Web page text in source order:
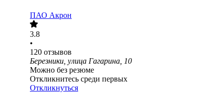
ПАО Акрон
3.8
•
120 отзывов
Березники, улица Гагарина, 10
Можно без резюме
Откликнитесь среди первых
Откликнуться